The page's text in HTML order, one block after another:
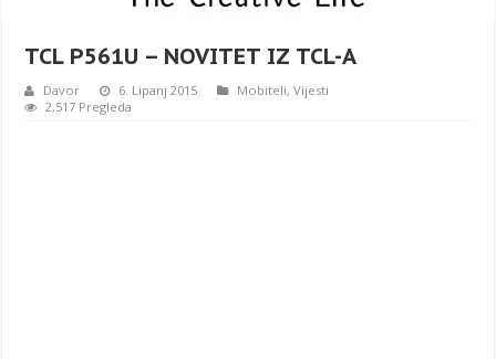
TCL P561U – NOVITET IZ TCL-A
Davor 6. Lipanj 2015 Mobiteli,Vijesti
2,517 Pregleda